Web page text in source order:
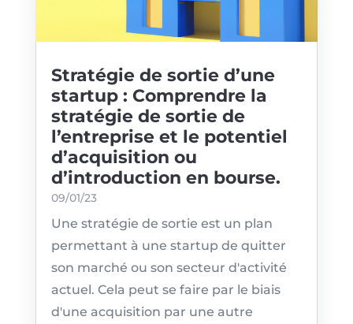
Stratégie de sortie d’une
startup : Comprendre la
stratégie de sortie de
l’entreprise et le potentiel
d’acquisition ou
d’introduction en bourse.
09/01/23
Une stratégie de sortie est un plan
permettant à une startup de quitter
son marché ou son secteur d'activité
actuel. Cela peut se faire par le biais
d'une acquisition par une autre